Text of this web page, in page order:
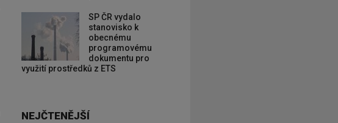
SP ČR vydalo
stanovisko k
obecnému
programovému
dokumentu pro
využití prostředků z ETS
NEJČTENĚJŠÍ